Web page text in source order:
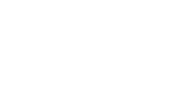
prekonferencia, ktorej som sa